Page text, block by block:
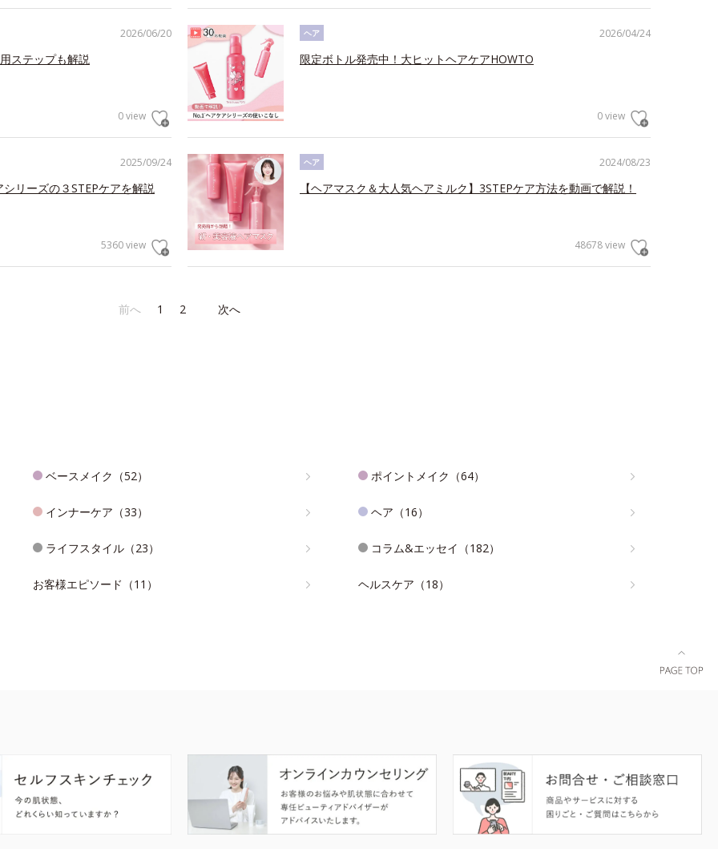
2026/06/20
ステップも解説
0 view
2026/04/24
ヘア
限定ボトル発売中！大ヒットヘアケアHOWTO
0 view
2025/09/24
リーズの３STEPケアを解説
5360 view
2024/08/23
ヘア
【ヘアマスク＆大人気ヘアミルク】3STEPケア方法を動画で解説！
48678 view
前へ 1 2 次へ
ベースメイク（52） ポイントメイク（64）
インナーケア（33） ヘア（16）
ライフスタイル（23） コラム&エッセイ（182）
お客様エピソード（11） ヘルスケア（18）